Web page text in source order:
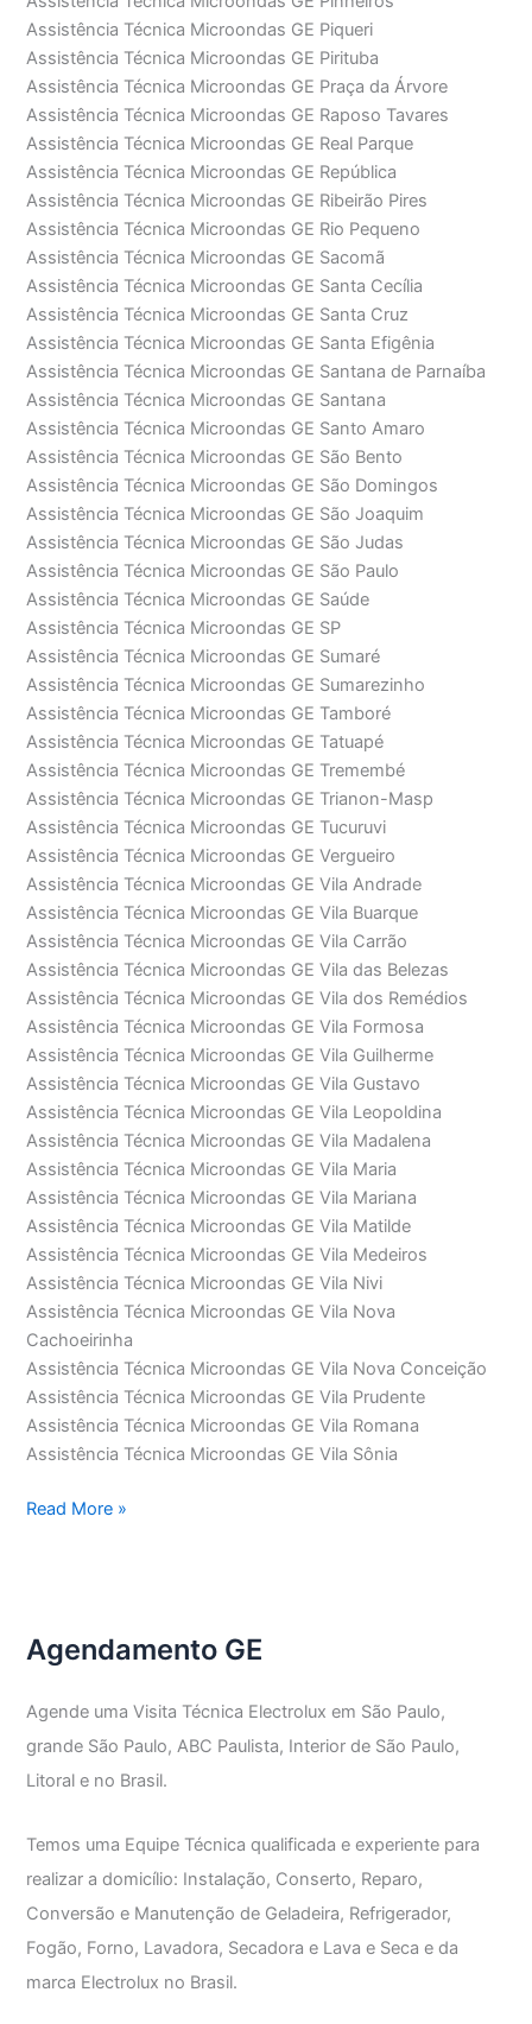
Assistência Técnica Microondas GE Piqueri
Assistência Técnica Microondas GE Pirituba
Assistência Técnica Microondas GE Praça da Árvore
Assistência Técnica Microondas GE Raposo Tavares
Assistência Técnica Microondas GE Real Parque
Assistência Técnica Microondas GE República
Assistência Técnica Microondas GE Ribeirão Pires
Assistência Técnica Microondas GE Rio Pequeno
Assistência Técnica Microondas GE Sacomã
Assistência Técnica Microondas GE Santa Cecília
Assistência Técnica Microondas GE Santa Cruz
Assistência Técnica Microondas GE Santa Efigênia
Assistência Técnica Microondas GE Santana de Parnaíba
Assistência Técnica Microondas GE Santana
Assistência Técnica Microondas GE Santo Amaro
Assistência Técnica Microondas GE São Bento
Assistência Técnica Microondas GE São Domingos
Assistência Técnica Microondas GE São Joaquim
Assistência Técnica Microondas GE São Judas
Assistência Técnica Microondas GE São Paulo
Assistência Técnica Microondas GE Saúde
Assistência Técnica Microondas GE SP
Assistência Técnica Microondas GE Sumaré
Assistência Técnica Microondas GE Sumarezinho
Assistência Técnica Microondas GE Tamboré
Assistência Técnica Microondas GE Tatuapé
Assistência Técnica Microondas GE Tremembé
Assistência Técnica Microondas GE Trianon-Masp
Assistência Técnica Microondas GE Tucuruvi
Assistência Técnica Microondas GE Vergueiro
Assistência Técnica Microondas GE Vila Andrade
Assistência Técnica Microondas GE Vila Buarque
Assistência Técnica Microondas GE Vila Carrão
Assistência Técnica Microondas GE Vila das Belezas
Assistência Técnica Microondas GE Vila dos Remédios
Assistência Técnica Microondas GE Vila Formosa
Assistência Técnica Microondas GE Vila Guilherme
Assistência Técnica Microondas GE Vila Gustavo
Assistência Técnica Microondas GE Vila Leopoldina
Assistência Técnica Microondas GE Vila Madalena
Assistência Técnica Microondas GE Vila Maria
Assistência Técnica Microondas GE Vila Mariana
Assistência Técnica Microondas GE Vila Matilde
Assistência Técnica Microondas GE Vila Medeiros
Assistência Técnica Microondas GE Vila Nivi
Assistência Técnica Microondas GE Vila Nova
Cachoeirinha
Assistência Técnica Microondas GE Vila Nova Conceição
Assistência Técnica Microondas GE Vila Prudente
Assistência Técnica Microondas GE Vila Romana
Assistência Técnica Microondas GE Vila Sônia
Assistência
Read More »
Agendamento GE
Agende uma Visita Técnica Electrolux em São Paulo,
grande São Paulo, ABC Paulista, Interior de São Paulo,
Litoral e no Brasil.
Temos uma Equipe Técnica qualificada e experiente para
realizar a domicílio: Instalação, Conserto, Reparo,
Conversão e Manutenção de Geladeira, Refrigerador,
Fogão, Forno, Lavadora, Secadora e Lava e Seca e da
marca Electrolux no Brasil.